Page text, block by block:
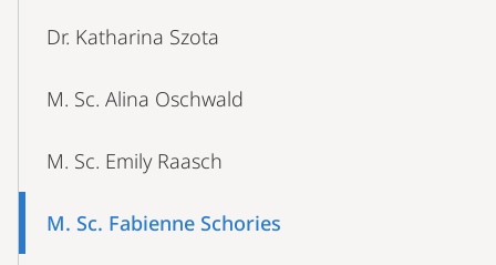
Dr. Katharina Szota
M. Sc. Alina Oschwald
M. Sc. Emily Raasch
M. Sc. Fabienne Schories